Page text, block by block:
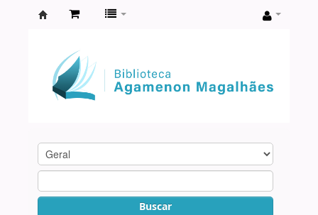
Agamenon
Magalhães
Buscar